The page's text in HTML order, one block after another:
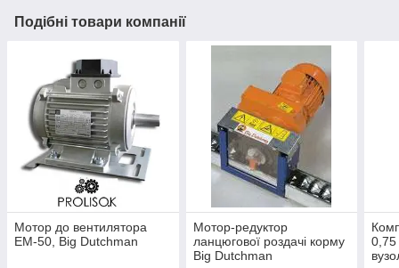
Подібні товари компанії
Мотор до вентилятора
EM-50, Big Dutchman
Мотор-редуктор
ланцюгової роздачі корму
Big Dutchman
0,75